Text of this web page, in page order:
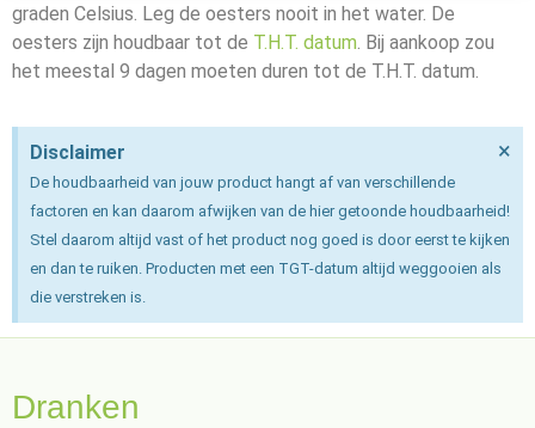
graden Celsius. Leg de oesters nooit in het water. De
oesters zijn houdbaar tot de T.H.T. datum . Bij aankoop zou
het meestal 9 dagen moeten duren tot de T.H.T. datum.
Disclaimer
De houdbaarheid van jouw product hangt af van verschillende
factoren en kan daarom afwijken van de hier getoonde houdbaarheid!
Stel daarom altijd vast of het product nog goed is door eerst te kijken
en dan te ruiken. Producten met een TGT-datum altijd weggooien als
die verstreken is.
×
Dranken